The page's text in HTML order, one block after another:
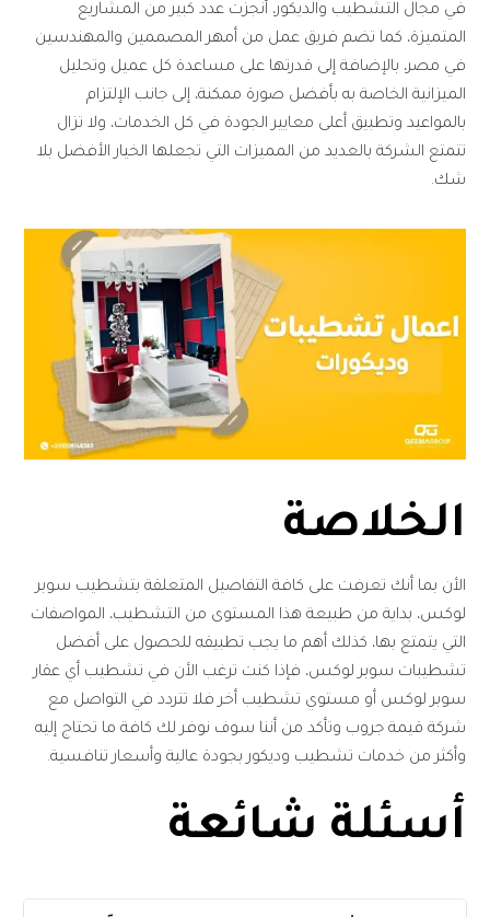
في مجال التشطيب والديكور، أنجزت عدد كبير من المشاريع
المتميزة، كما تضم فريق عمل من أمهر المصممين والمهندسين
في مصر، بالإضافة إلى قدرتها على مساعدة كل عميل وتحليل
الميزانية الخاصة به بأفضل صورة ممكنة، إلى جانب الإلتزام
بالمواعيد وتطبيق أعلى معايير الجودة في كل الخدمات، ولا تزال
تتمتع الشركة بالعديد من المميزات التي تجعلها الخيار الأفضل بلا
شك.
الخلاصة
الأن بما أنك تعرفت على كافة التفاصيل المتعلقة بتشطيب سوبر
لوكس، بداية من طبيعة هذا المستوى من التشطيب، المواصفات
التي يتمتع بها، كذلك أهم ما يجب تطبيقه للحصول على أفضل
تشطيبات سوبر لوكس، فإذا كنت ترغب الأن في تشطيب أي عقار
سوبر لوكس أو مستوي تشطيب أخر فلا تتردد في التواصل مع
شركة قيمة جروب وتأكد من أننا سوف نوفر لك كافة ما تحتاج إليه
وأكثر من خدمات تشطيب وديكور بجودة عالية وأسعار تنافسية.
أسئلة شائعة